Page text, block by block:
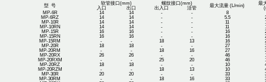
型 号 软管接口(mm) 螺纹接口(mm) 最大流量 (L/min)
最
入口 出口 出入口
活管
MP-6R
14 14 - -
8
MP-6RZ
14 14 - - 5.5
MP-10R
14 14 - - 11
MP-10RN
14 14 - - 11
MP-15R
16 16 - - 16
MP-15RN
16 16 - - 16
MP-15RM
- - 18 13 16
MP-20R
18 18 - - 27
MP-20RM
- - 18 16 27
MP-20RX
26 26 - - 46
MP-20RXM
- - 25 20 46
MP-20RZ
18 18 - - 10
MP-20RZM
- - 18 13 10
MP-30R
20 20 - - 33
MP-30RM
- - 18 16 33